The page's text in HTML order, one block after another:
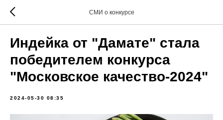
СМИ о конкурсе
Индейка от "Дамате" стала
победителем конкурса
"Московское качество-2024"
2024-05-30 08:35